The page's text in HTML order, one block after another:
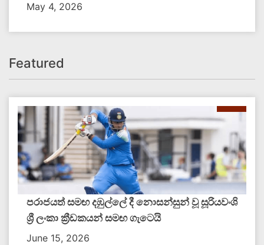
May 4, 2026
Featured
පරාජයත් සමඟ දඹුල්ලේ දී නොසන්සුන් වූ සූරියවංශි
ශ්‍රී ලංකා ක්‍රීඩකයන් සමඟ ගැටෙයි
June 15, 2026